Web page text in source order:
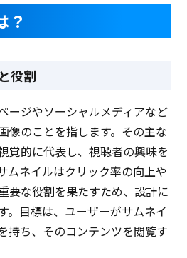
？
役割
ージやソーシャルメディアなど
像のことを指します。その主な
覚的に代表し、視聴者の興味を
ムネイルはクリック率の向上や
要な役割を果たすため、設計に
。目標は、ユーザーがサムネイ
持ち、そのコンテンツを閲覧す